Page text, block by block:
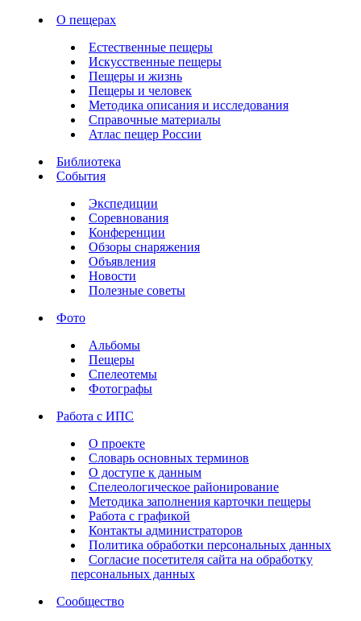
О пещерах
Естественные пещеры
Искусственные пещеры
Пещеры и жизнь
Пещеры и человек
Методика описания и исследования
Справочные материалы
Атлас пещер России
Библиотека
События
Экспедиции
Соревнования
Конференции
Обзоры снаряжения
Объявления
Новости
Полезные советы
Фото
Альбомы
Пещеры
Спелеотемы
Фотографы
Работа с ИПС
О проекте
Словарь основных терминов
О доступе к данным
Спелеологическое районирование
Методика заполнения карточки пещеры
Работа с графикой
Контакты администраторов
Политика обработки персональных данных
Согласие посетителя сайта на обработку
персональных данных
Сообщество